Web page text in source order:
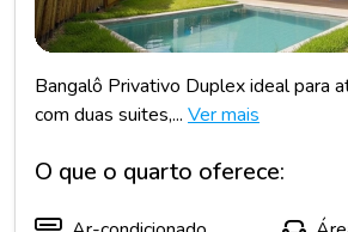
Bangalô Privativo Duplex ideal para
com duas suites,... Ver mais
O que o quarto oferece: